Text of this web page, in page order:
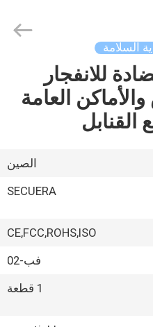
السلامة
للانفجار
العامة
القنابل
الصين
SECUERA
CE,FCC,ROHS,ISO
فب-02
1 قطعة